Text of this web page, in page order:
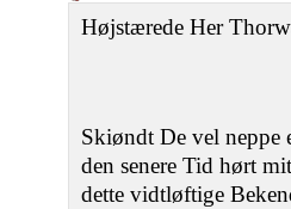
Højstærede Her
Skiøndt De vel neppe
den senere Tid hørt
dette vidtløftige